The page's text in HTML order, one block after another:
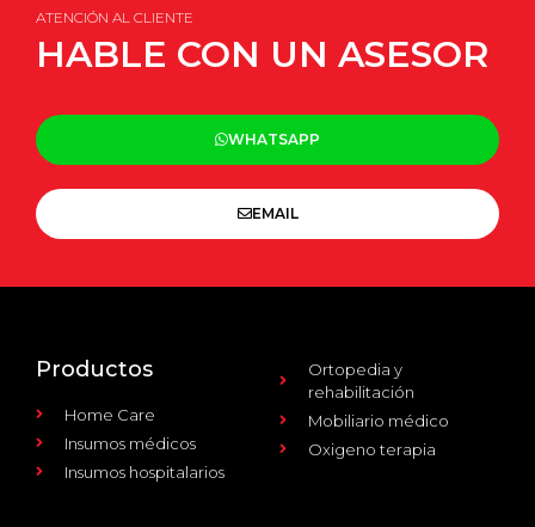
ATENCIÓN AL CLIENTE
HABLE CON UN ASESOR
WHATSAPP
EMAIL
Productos
Home Care
Insumos médicos
Insumos hospitalarios
Ortopedia y
rehabilitación
Mobiliario médico
Oxigeno terapia